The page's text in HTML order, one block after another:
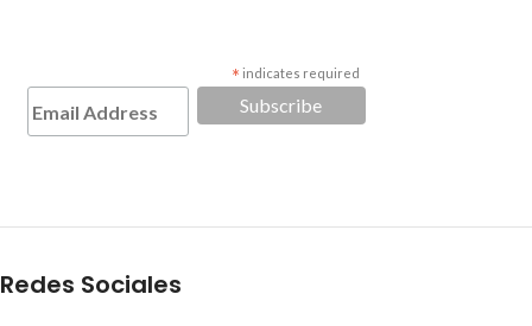
* indicates required
Redes Sociales